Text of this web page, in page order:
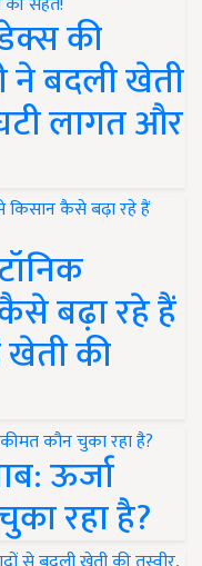
की
ने बदली खेती
लागत और
बढ़ा रहे हैं
खेती की
ऊर्जा
रहा है?